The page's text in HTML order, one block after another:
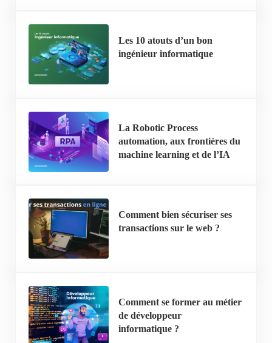
Les 10 atouts d’un bon
ingénieur informatique
La Robotic Process
automation, aux frontières du
machine learning et de l’IA
Comment bien sécuriser ses
transactions sur le web ?
Comment se former au métier
de développeur
informatique ?